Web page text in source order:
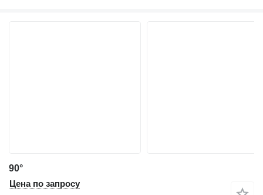
90°
Цена по запросу